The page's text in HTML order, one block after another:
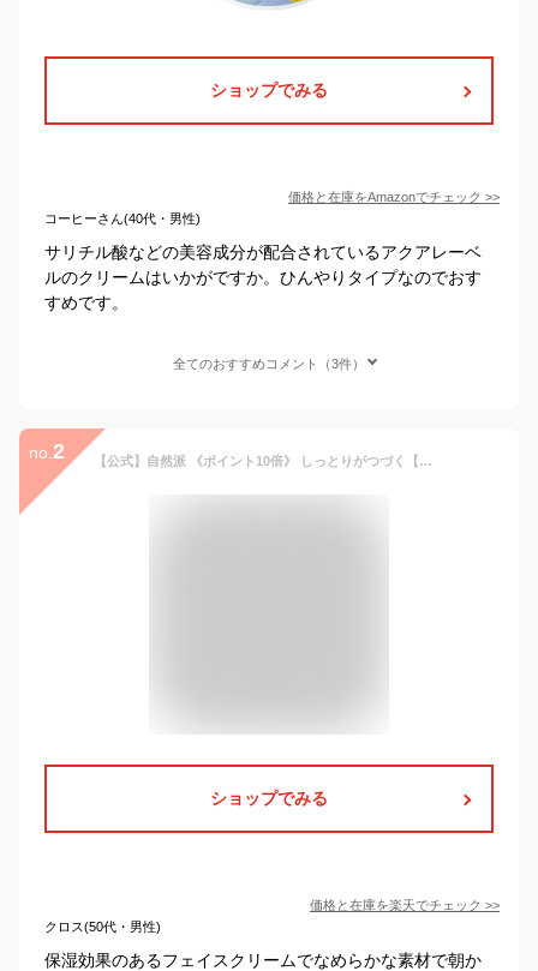
ショップでみる
価格と在庫をAmazonでチェック >>
コーヒーさん(40代・男性)
サリチル酸などの美容成分が配合されているアクアレーベ
ルのクリームはいかがですか。ひんやりタイプなのでおす
すめです。
全てのおすすめコメント（3件）
no. 2 【公式】自然派 《ポイント10倍》 しっとりがつづく【セラミドBAクリーム】リポソーム型もっちり肌へインナードライ肌 乾燥肌 超保湿しっとり なめらかあと肌さらり 朝も使える溶けて深層から保湿セラミド ビタミンC誘導体日本製
ショップでみる
価格と在庫を楽天でチェック >>
クロス(50代・男性)
保湿効果のあるフェイスクリームでなめらかな素材で朝か